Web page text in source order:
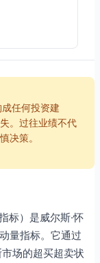
任何投资建
。过往业绩不代
决策。
标）是威尔斯·怀
量指标。它通过
场的超买超卖状